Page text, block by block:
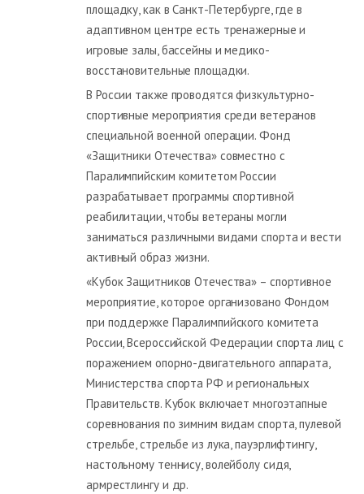
площадку, как в Санкт-Петербурге, где в
адаптивном центре есть тренажерные и
игровые залы, бассейны и медико-
восстановительные площадки.
В России также проводятся физкультурно-
спортивные мероприятия среди ветеранов
специальной военной операции. Фонд
«Защитники Отечества» совместно с
Паралимпийским комитетом России
разрабатывает программы спортивной
реабилитации, чтобы ветераны могли
заниматься различными видами спорта и вести
активный образ жизни.
«Кубок Защитников Отечества» – спортивное
мероприятие, которое организовано Фондом
при поддержке Паралимпийского комитета
России, Всероссийской Федерации спорта лиц с
поражением опорно-двигательного аппарата,
Министерства спорта РФ и региональных
Правительств. Кубок включает многоэтапные
соревнования по зимним видам спорта, пулевой
стрельбе, стрельбе из лука, пауэрлифтингу,
настольному теннису, волейболу сидя,
армрестлингу и др.